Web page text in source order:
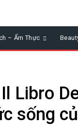
– Ẩm Thực
Libro
sống